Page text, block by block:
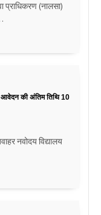
प्राधिकरण (नालसा)
आवेदन की अंतिम तिथि 10
नवोदय विद्यालय